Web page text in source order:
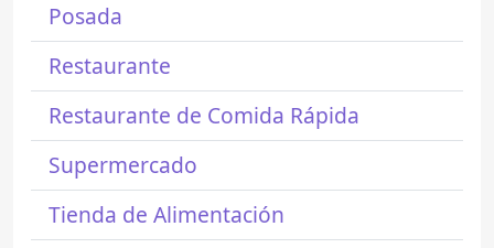
Posada
Restaurante
Restaurante de Comida Rápida
Supermercado
Tienda de Alimentación